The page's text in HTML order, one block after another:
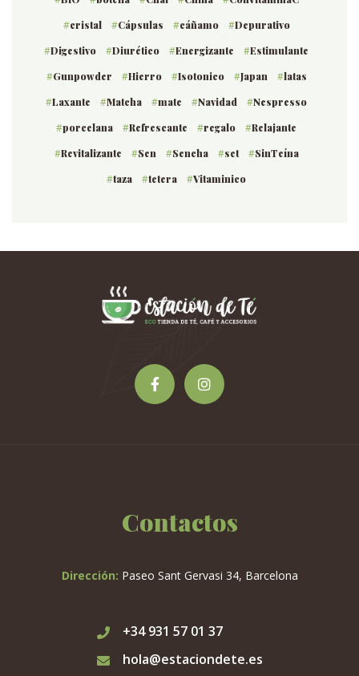
cristal
Cápsulas cáñamo
Depurativo
Digestivo
Diurético Energizante
Estimulante
Gunpowder
Hierro Isotonico Japan
latas
Laxante
Matcha mate Navidad
Nespresso
porcelana
Refrescante regalo
Relajante
Revitalizante
Sen Sencha set
SinTeína
taza
tetera Vitaminico
Contactos
Dirección: Paseo Sant Gervasi 34, Barcelona
+34 931 57 01 37
hola@estaciondete.es